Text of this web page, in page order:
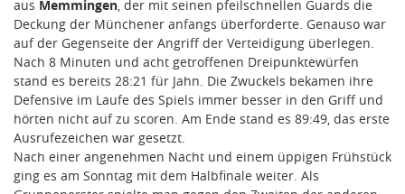
aus Memmingen , der mit seinen pfeilschnellen Guards die
Deckung der Münchener anfangs überforderte. Genauso war
auf der Gegenseite der Angriff der Verteidigung überlegen.
Nach 8 Minuten und acht getroffenen Dreipunktewürfen
stand es bereits 28:21 für Jahn. Die Zwuckels bekamen ihre
Defensive im Laufe des Spiels immer besser in den Griff und
hörten nicht auf zu scoren. Am Ende stand es 89:49, das erste
Ausrufezeichen war gesetzt.
Nach einer angenehmen Nacht und einem üppigen Frühstück
ging es am Sonntag mit dem Halbfinale weiter. Als